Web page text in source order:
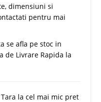
dimensiuni si
pentru mai
se afla pe stoc in
de Livrare Rapida la
la cel mai mic pret